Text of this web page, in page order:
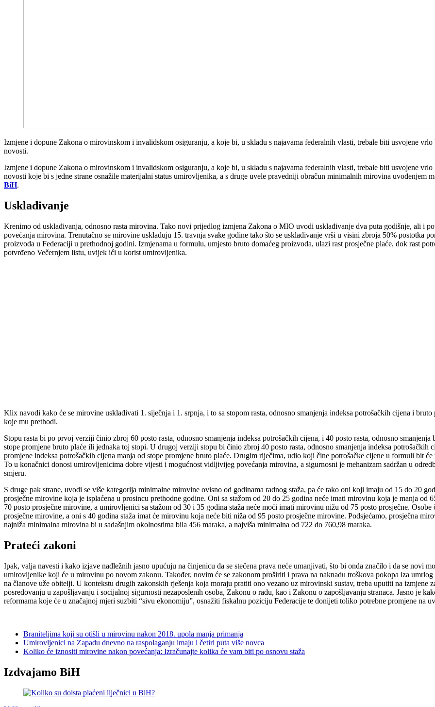
Izmjene i dopune Zakona o mirovinskom i invalidskom osiguranju, a koje bi, u skladu s najavama federalnih vlasti, trebale biti usvojene
novosti.
Izmjene i dopune Zakona o mirovinskom i invalidskom osiguranju, a koje bi, u skladu s najavama federalnih vlasti, trebale biti usvojene
novosti koje bi s jedne strane osnažile materijalni status umirovljenika, a s druge uvele pravedniji obračun minimalnih mirovina uvođenjem
BiH.
Usklađivanje
Krenimo od usklađivanja, odnosno rasta mirovina. Tako novi prijedlog izmjena Zakona o MIO uvodi usklađivanje dva puta godišnje, ali i
povećanja mirovina. Trenutačno se mirovine usklađuju 15. travnja svake godine tako što se usklađivanje vrši u visini zbroja 50% postotka
proizvoda u Federaciji u prethodnoj godini. Izmjenama u formulu, umjesto bruto domaćeg proizvoda, ulazi rast prosječne plaće, dok rast
potvrđeno Večernjem listu, uvijek ići u korist umirovljenika.
Klix navodi kako će se mirovine usklađivati 1. siječnja i 1. srpnja, i to sa stopom rasta, odnosno smanjenja indeksa potrošačkih cijena i
koje mu prethodi.
Stopu rasta bi po prvoj verziji činio zbroj 60 posto rasta, odnosno smanjenja indeksa potrošačkih cijena, i 40 posto rasta, odnosno
stope promjene bruto plaće ili jednaka toj stopi. U drugoj verziji stopu bi činio zbroj 40 posto rasta, odnosno smanjenja indeksa potrošačkih
promjene indeksa potrošačkih cijena manja od stope promjene bruto plaće. Drugim riječima, udio koji čine potrošačke cijene u formuli bit
To u konačnici donosi umirovljenicima dobre vijesti i mogućnost vidljivijeg povećanja mirovina, a sigurnosni je mehanizam sadržan u
smjeru.
S druge pak strane, uvodi se više kategorija minimalne mirovine ovisno od godinama radnog staža, pa će tako oni koji imaju od 15 do 20
prosječne mirovine koja je isplaćena u prosincu prethodne godine. Oni sa stažom od 20 do 25 godina neće imati mirovinu koja je manja od
70 posto prosječne mirovine, a umirovljenici sa stažom od 30 i 35 godina staža neće moći imati mirovinu nižu od 75 posto prosječne.
prosječne mirovine, a oni s 40 godina staža imat će mirovinu koja neće biti niža od 95 posto prosječne mirovine. Podsjećamo, prosječna
najniža minimalna mirovina bi u sadašnjim okolnostima bila 456 maraka, a najviša minimalna od 722 do 760,98 maraka.
Prateći zakoni
Ipak, valja navesti i kako izjave nadležnih jasno upućuju na činjenicu da se stečena prava neće umanjivati, što bi onda značilo i da se novi
umirovljenike koji će u mirovinu po novom zakonu. Također, novim će se zakonom proširiti i prava na naknadu troškova pokopa iza
na članove uže obitelji. U kontekstu drugih zakonskih rješenja koja moraju pratiti ono vezano uz mirovinski sustav, treba uputiti na izmjene
posredovanju u zapošljavanju i socijalnoj sigurnosti nezaposlenih osoba, Zakonu o radu, kao i Zakonu o zapošljavanju stranaca. Jasno je
reformama koje će u značajnoj mjeri suzbiti “sivu ekonomiju”, osnažiti fiskalnu poziciju Federacije te donijeti toliko potrebne promjene na
Braniteljima koji su otišli u mirovinu nakon 2018. upola manja primanja
Umirovljenici na Zapadu dnevno na raspolaganju imaju i četiri puta više novca
Koliko će iznositi mirovine nakon povećanja: Izračunajte kolika će vam biti po osnovu staža
Izdvajamo BiH